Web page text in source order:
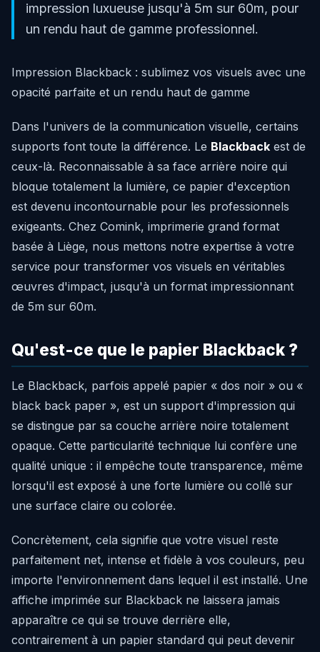
impression luxueuse jusqu'à 5m sur 60m, pour
un rendu haut de gamme professionnel.
Impression Blackback : sublimez vos visuels avec une
opacité parfaite et un rendu haut de gamme
Dans l'univers de la communication visuelle, certains
supports font toute la différence. Le Blackback est de
ceux-là. Reconnaissable à sa face arrière noire qui
bloque totalement la lumière, ce papier d'exception
est devenu incontournable pour les professionnels
exigeants. Chez Comink, imprimerie grand format
basée à Liège, nous mettons notre expertise à votre
service pour transformer vos visuels en véritables
œuvres d'impact, jusqu'à un format impressionnant
de 5m sur 60m.
Qu'est-ce que le papier Blackback ?
Le Blackback, parfois appelé papier « dos noir » ou «
black back paper », est un support d'impression qui
se distingue par sa couche arrière noire totalement
opaque. Cette particularité technique lui confère une
qualité unique : il empêche toute transparence, même
lorsqu'il est exposé à une forte lumière ou collé sur
une surface claire ou colorée.
Concrètement, cela signifie que votre visuel reste
parfaitement net, intense et fidèle à vos couleurs, peu
importe l'environnement dans lequel il est installé. Une
affiche imprimée sur Blackback ne laissera jamais
apparaître ce qui se trouve derrière elle,
contrairement à un papier standard qui peut devenir